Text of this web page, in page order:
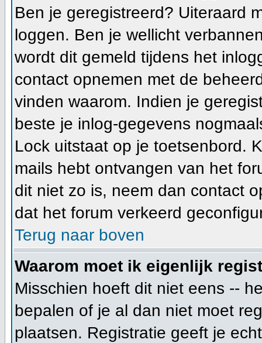
Ben je geregistreerd? Uiteraard
loggen. Ben je wellicht
wordt dit gemeld tijdens het
contact opnemen met de
vinden waarom. Indien je
beste je inlog-gegevens
Lock uitstaat op je toetsenbord.
mails hebt ontvangen van het
dit niet zo is, neem dan contact
dat het forum verkeerd
Terug naar boven
Waarom moet ik eigenlijk
Misschien hoeft dit niet eens --
bepalen of je al dan niet moet
plaatsen. Registratie geeft je